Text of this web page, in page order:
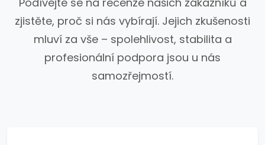
zjistěte, proč si nás vybírají. Jejich zkušenosti
mluví za vše – spolehlivost, stabilita a
profesionální podpora jsou u nás
samozřejmostí.